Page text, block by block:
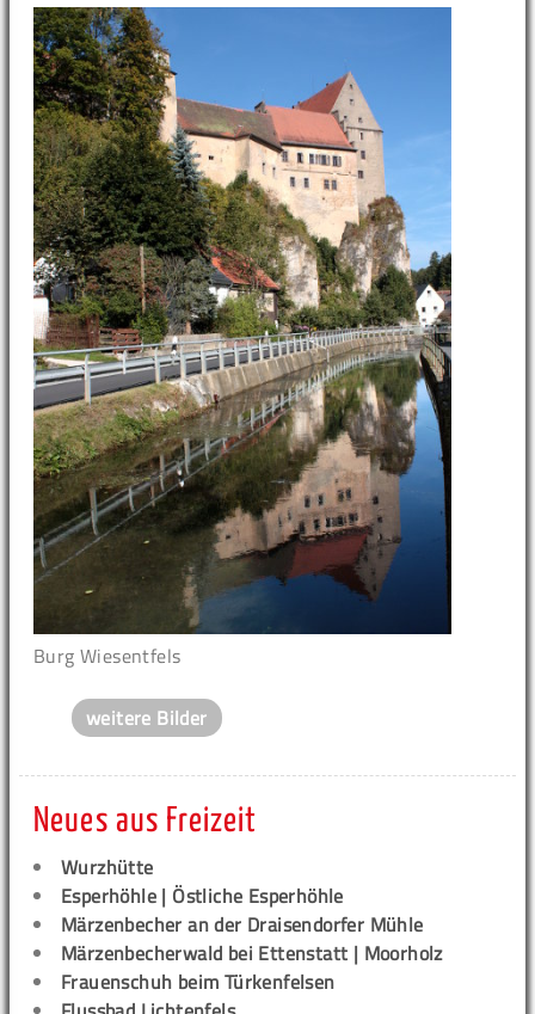
Burg Wiesentfels
weitere Bilder
Neues aus Freizeit
Wurzhütte
Esperhöhle | Östliche Esperhöhle
Märzenbecher an der Draisendorfer Mühle
Märzenbecherwald bei Ettenstatt | Moorholz
Frauenschuh beim Türkenfelsen